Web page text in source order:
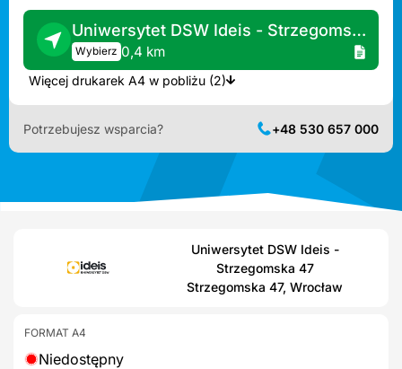
Uniwersytet DSW Ideis - Strzegomska 55
Wybierz 0,4 km
Więcej drukarek A4 w pobliżu (2)
Potrzebujesz wsparcia? +48 530 657 000
Uniwersytet DSW Ideis -
Strzegomska 47
Strzegomska 47, Wrocław
FORMAT A4
Niedostępny